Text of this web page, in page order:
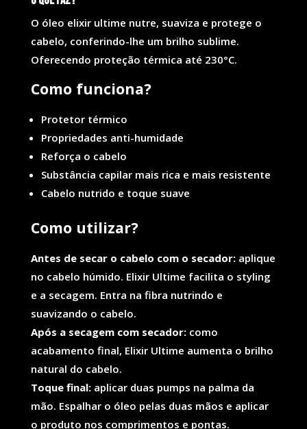
O óleo elixir ultime nutre, suaviza e protege o
cabelo, conferindo-lhe um brilho sublime.
Oferecendo proteção térmica até 230°C.
Como funciona?
Protetor térmico
Propriedades anti-humidade
Reforça o cabelo
Substância capilar mais rica e mais resistente
Cabelo nutrido e toque suave
Como utilizar?
Antes de secar o cabelo com o secador:aplique
no cabelo húmido. Elixir Ultime facilita o styling
e a secagem. Entra na fibra nutrindo e
suavizando o cabelo.
Após a secagem com secador:como
acabamento final, Elixir Ultime aumenta o brilho
natural do cabelo.
Toque final:aplicar duas pumps na palma da
mão. Espalhar o óleo pelas duas mãos e aplicar
o produto nos comprimentos e pontas.